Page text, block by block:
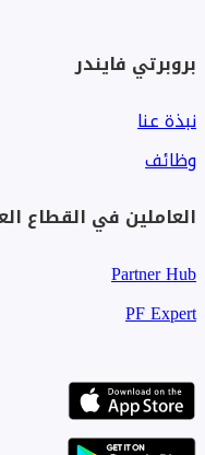
بروبرتي فايندر
نبذة عنا
وظائف
العاملين في القطاع
Partner Hub
PF Expert